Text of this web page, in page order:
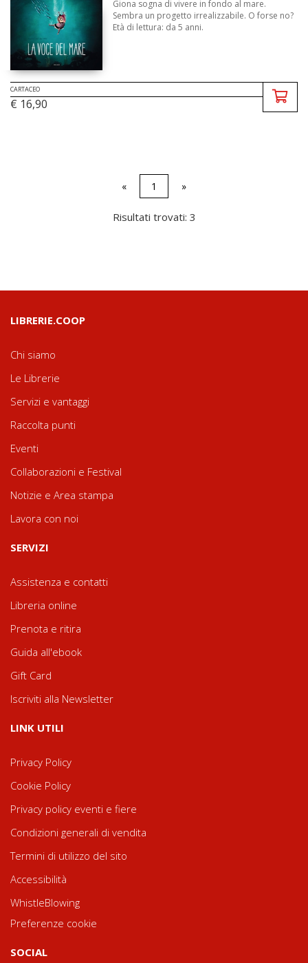
Giona sogna di vivere in fondo al mare.
Sembra un progetto irrealizzabile. O forse no?
Età di lettura: da 5 anni.
CARTACEO
€ 16,90
« 1 »
Risultati trovati: 3
LIBRERIE.COOP
Chi siamo
Le Librerie
Servizi e vantaggi
Raccolta punti
Eventi
Collaborazioni e Festival
Notizie e Area stampa
Lavora con noi
SERVIZI
Assistenza e contatti
Libreria online
Prenota e ritira
Guida all'ebook
Gift Card
Iscriviti alla Newsletter
LINK UTILI
Privacy Policy
Cookie Policy
Privacy policy eventi e fiere
Condizioni generali di vendita
Termini di utilizzo del sito
Accessibilità
WhistleBlowing
Preferenze cookie
SOCIAL